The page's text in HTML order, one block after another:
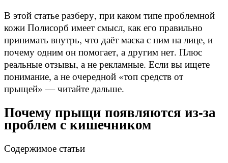
В этой статье разберу, при каком типе проблемной
кожи Полисорб имеет смысл, как его правильно
принимать внутрь, что даёт маска с ним на лице, и
почему одним он помогает, а другим нет. Плюс
реальные отзывы, а не рекламные. Если вы ищете
понимание, а не очередной «топ средств от
прыщей» — читайте дальше.
Почему прыщи появляются из-за
проблем с кишечником
Содержимое статьи